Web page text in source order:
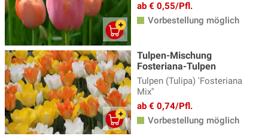
ab € 0,55/Pfl.
Vorbestellung möglich
Tulpen-Mischung
Fosteriana-Tulpen
Tulpen (Tulipa) 'Fosteriana
Mix''
ab € 0,74/Pfl.
Vorbestellung möglich